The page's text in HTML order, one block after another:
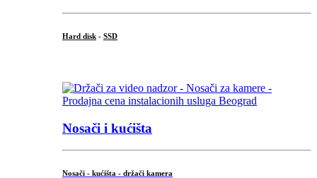
Hard disk - SSD
Nosači i kućišta
Nosači - kućišta - držači kamera